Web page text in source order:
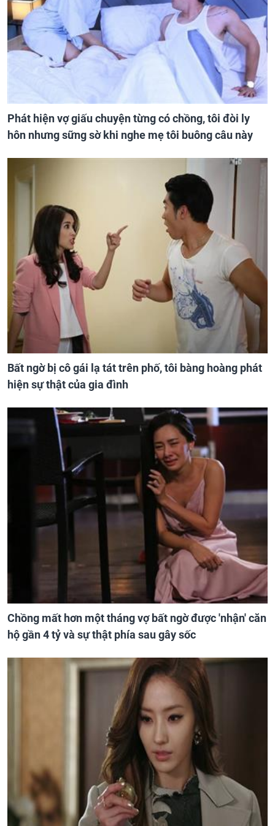
Phát hiện vợ giấu chuyện từng có chồng, tôi đòi ly
hôn nhưng sững sờ khi nghe mẹ tôi buông câu này
Bất ngờ bị cô gái lạ tát trên phố, tôi bàng hoàng phát
hiện sự thật của gia đình
Chồng mất hơn một tháng vợ bất ngờ được 'nhận' căn
hộ gần 4 tỷ và sự thật phía sau gây sốc